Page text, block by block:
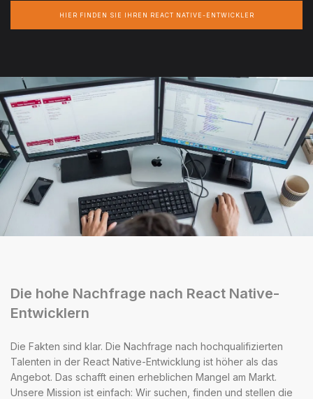
HIER FINDEN SIE IHREN REACT NATIVE-ENTWICKLER
Die hohe Nachfrage nach React Native-
Entwicklern
Die Fakten sind klar. Die Nachfrage nach hochqualifizierten
Talenten in der React Native-Entwicklung ist höher als das
Angebot. Das schafft einen erheblichen Mangel am Markt.
Unsere Mission ist einfach: Wir suchen, finden und stellen die